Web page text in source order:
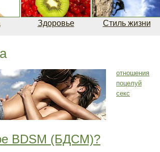
Здоровье Стиль жизни
отношения
поцелуй
секс
BDSM (БДСМ)?